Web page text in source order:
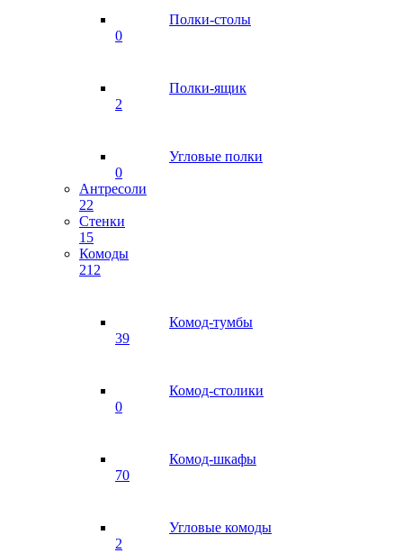
Полки-столы
0
Полки-ящик
2
Угловые полки
0
Антресоли
22
Стенки
15
Комоды
212
Комод-тумбы
39
Комод-столики
0
Комод-шкафы
70
Угловые комоды
2